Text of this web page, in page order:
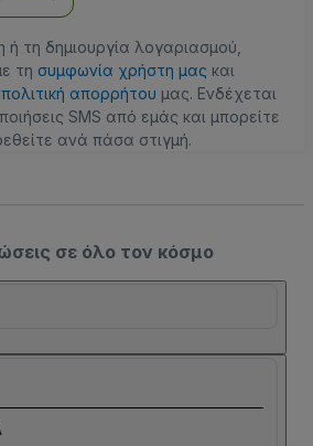
τη δημιουργία λογαριασμού,
τη συμφωνία χρήστη μας και
πολιτική απορρήτου μας. Ενδέχεται
SMS από εμάς και μπορείτε
ανά πάσα στιγμή.
σε όλο τον κόσμο